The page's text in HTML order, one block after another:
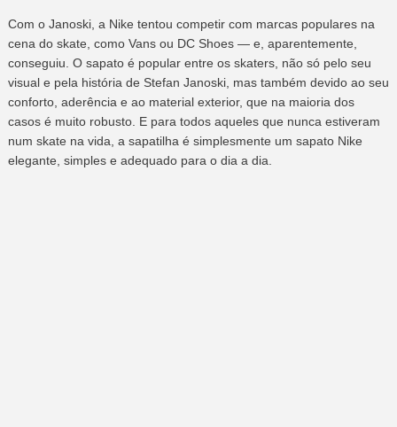
Com o Janoski, a Nike tentou competir com marcas populares na
cena do skate, como Vans ou DC Shoes — e, aparentemente,
conseguiu. O sapato é popular entre os skaters, não só pelo seu
visual e pela história de Stefan Janoski, mas também devido ao seu
conforto, aderência e ao material exterior, que na maioria dos
casos é muito robusto. E para todos aqueles que nunca estiveram
num skate na vida, a sapatilha é simplesmente um sapato Nike
elegante, simples e adequado para o dia a dia.